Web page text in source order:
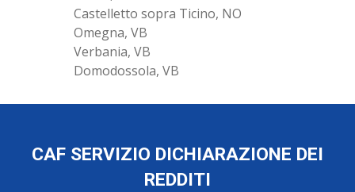
Castelletto sopra Ticino, NO
Omegna, VB
Verbania, VB
Domodossola, VB
CAF SERVIZIO DICHIARAZIONE DEI
REDDITI